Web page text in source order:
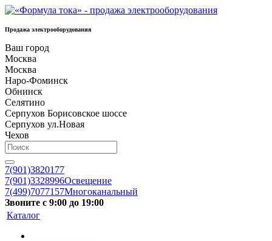
Продажа электрооборудования
Ваш город
Москва
Москва
Наро-Фоминск
Обнинск
Селятино
Серпухов Борисовское шоссе
Серпухов ул.Новая
Чехов
7(901)3820177
7(901)3328996Освещение
7(499)7077157Многоканальный
Звоните с 9:00 до 19:00
Каталог